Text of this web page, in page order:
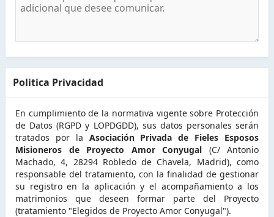
Politica Privacidad
En cumplimiento de la normativa vigente sobre Protección
de Datos (RGPD y LOPDGDD), sus datos personales serán
tratados por la Asociación Privada de Fieles Esposos
Misioneros de Proyecto Amor Conyugal (C/ Antonio
Machado, 4, 28294 Robledo de Chavela, Madrid), como
responsable del tratamiento, con la finalidad de gestionar
su registro en la aplicación y el acompañamiento a los
matrimonios que deseen formar parte del Proyecto
(tratamiento "Elegidos de Proyecto Amor Conyugal").